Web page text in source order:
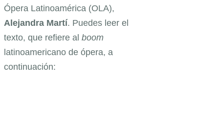
Ópera Latinoamérica (OLA),
Alejandra Martí. Puedes leer el
texto, que refiere al boom
latinoamericano de ópera, a
continuación: